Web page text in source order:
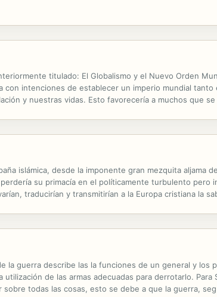
titulado: El Globalismo y el Nuevo Orden
intenciones de establecer un imperio mundial
y nuestras vidas. Esto favorecería a muchos que
islámica, desde la imponente gran mezquita aljama
su primacía en el políticamente turbulento pero
traducirían y transmitirían a la Europa cristiana la
la guerra describe las la funciones de un general y los
de las armas adecuadas para derrotarlo.
todas las cosas, esto se debe a que la guerra,